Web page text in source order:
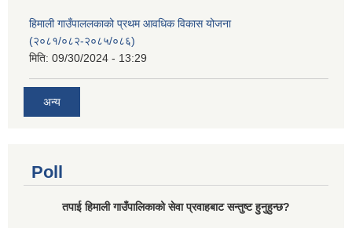
हिमाली गाउँपाललकाको प्रथम आवधिक विकास योजना
(२०८१/०८२-२०८५/०८६)
मिति: 09/30/2024 - 13:29
अन्य
Poll
तपाई हिमाली गाउँपालिकाको सेवा प्रवाहबाट सन्तुष्ट हुनुहुन्छ?